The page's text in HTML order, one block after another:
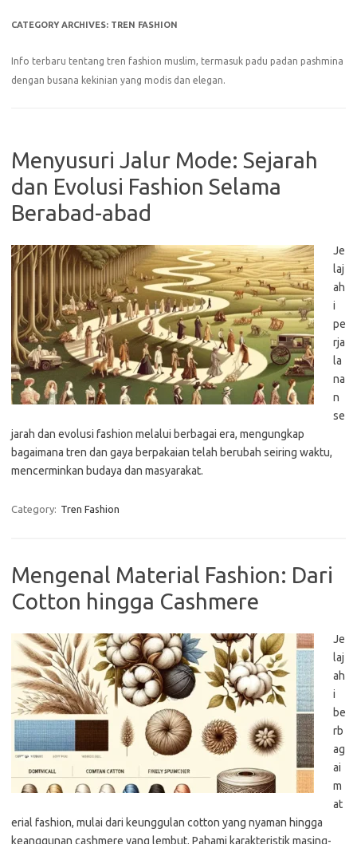
CATEGORY ARCHIVES: TREN FASHION
Info terbaru tentang tren fashion muslim, termasuk padu padan pashmina
dengan busana kekinian yang modis dan elegan.
Menyusuri Jalur Mode: Sejarah
dan Evolusi Fashion Selama
Berabad-abad
Je
laj
ah
i
pe
rja
la
na
n
se
jarah dan evolusi fashion melalui berbagai era, mengungkap
bagaimana tren dan gaya berpakaian telah berubah seiring waktu,
mencerminkan budaya dan masyarakat.
Category: Tren Fashion
Mengenal Material Fashion: Dari
Cotton hingga Cashmere
Je
laj
ah
i
be
rb
ag
ai
m
at
erial fashion, mulai dari keunggulan cotton yang nyaman hingga
keanggunan cashmere yang lembut. Pahami karakteristik masing-